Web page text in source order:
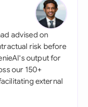
advised on
risk before
output for
our 150+
external